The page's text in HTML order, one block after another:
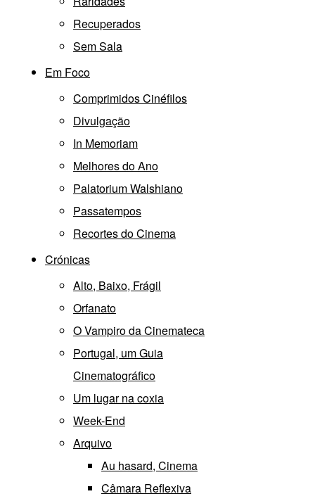
Recuperados
Sem Sala
Em Foco
Comprimidos Cinéfilos
Divulgação
In Memoriam
Melhores do Ano
Palatorium Walshiano
Passatempos
Recortes do Cinema
Crónicas
Alto, Baixo, Frágil
Orfanato
O Vampiro da Cinemateca
Portugal, um Guia
Cinematográfico
Um lugar na coxia
Week-End
Arquivo
Au hasard, Cinema
Câmara Reflexiva